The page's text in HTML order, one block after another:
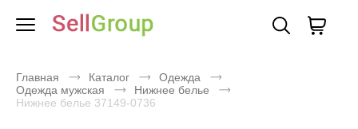
Главная Каталог
Одежда
Одежда мужская
Нижнее белье
Нижнее белье 37149-0736